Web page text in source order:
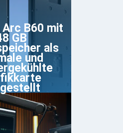
Arc B60 mit
GB
als
und